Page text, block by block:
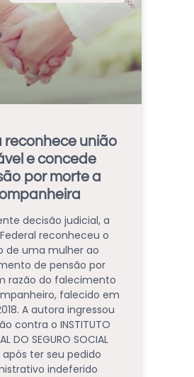
reconhece união
e concede
por morte a
decisão judicial, a
reconheceu o
de uma mulher ao
de pensão por
razão do falecimento
falecido em
A autora ingressou
contra o INSTITUTO
DO SEGURO SOCIAL
após ter seu pedido
indeferido